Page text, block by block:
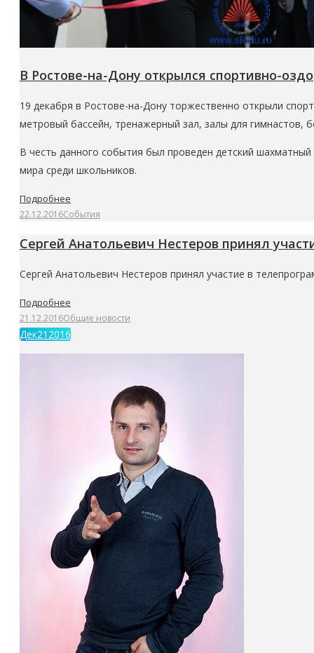
В Ростове-на-Дону открылся спортивно-
19 декабря в Ростове-на-Дону торжественно открыли
метровый бассейн, тренажерный зал, залы для
В честь данного события был проведен детский
мира среди школьников.
Подробнее
22.12.2016События
Сергей Анатольевич Нестеров принял
Сергей Анатольевич Нестеров принял участие в
Подробнее
21.12.2016Общие новости
Дек21 2016